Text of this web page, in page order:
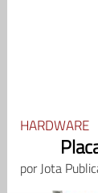
HARDWARE
por Jota